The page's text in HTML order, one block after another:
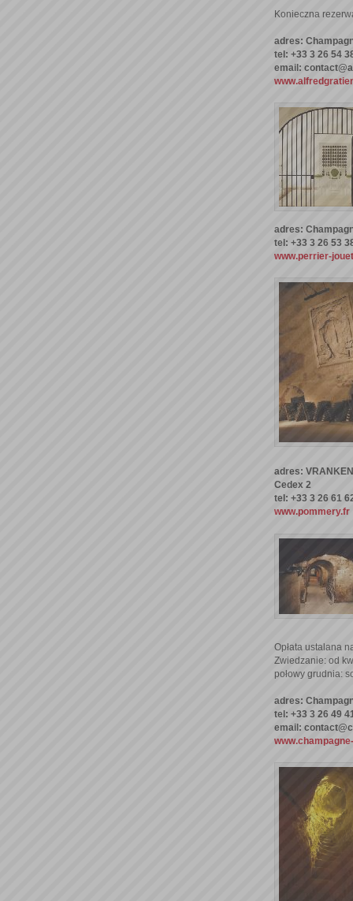
Konieczna
adres:
tel: +33 3 26 54
email:
adres:
tel: +33 3 26 53
www.perrier-
adres:
Cedex 2
tel: +33 3 26 61
www.pommery.fr
Opłata ustalana
Zwiedzanie: od
połowy grudnia:
adres:
tel: +33 3 26 49
email: